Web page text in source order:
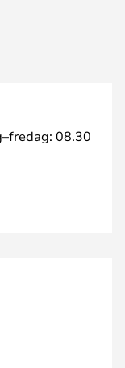
08.30